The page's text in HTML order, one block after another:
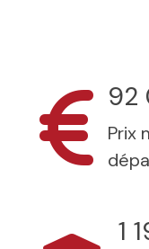
92
Prix
1